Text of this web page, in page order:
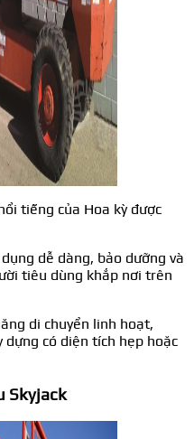
tiếng của Hoa kỳ được
dễ dàng, bảo dưỡng và
tiêu dùng khắp nơi trên
di chuyển linh hoạt,
dựng có diện tích hẹp hoặc
Skyjack